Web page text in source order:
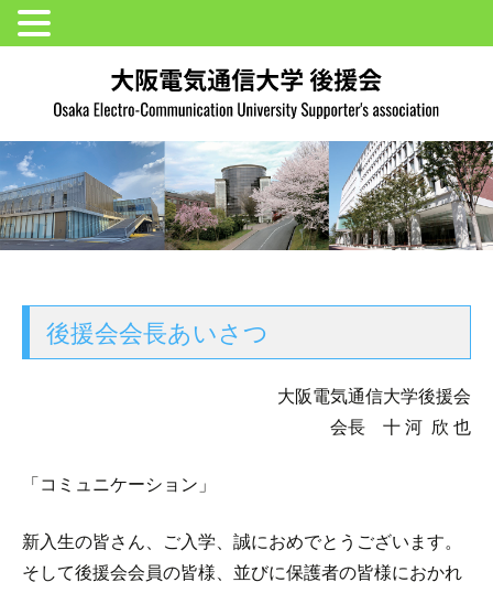
後援会会長あいさつ
大阪電気通信大学後援会
会長 十 河 欣 也
「コミュニケーション」
新入生の皆さん、ご入学、誠におめでとうございます。
そして後援会会員の皆様、並びに保護者の皆様におかれ